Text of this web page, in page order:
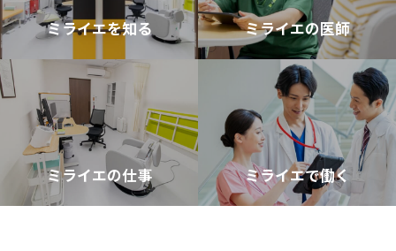
ミライエを知る ミライエの医師
ミライエの仕事 ミライエで働く